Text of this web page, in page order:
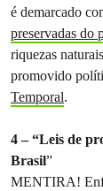
é demarcado
preservadas do
riquezas
promovido
Temporal.
4 – “Leis de
Brasil”
MENTIRA!